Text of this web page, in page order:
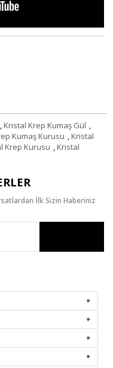
,Kristal Krep Kumaş Gül ,
Kumaş Kurusu ,Kristal
Krep Kurusu ,Kristal
İlk Sizin Haberiniz